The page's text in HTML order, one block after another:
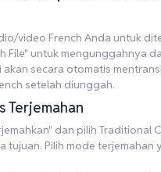
video French Anda untuk
File" untuk mengunggahnya
akan secara otomatis
setelah diunggah.
Terjemahan
dan pilih Traditional
tujuan. Pilih mode terjemahan